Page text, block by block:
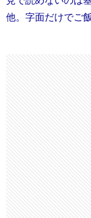
他。字面だけでご